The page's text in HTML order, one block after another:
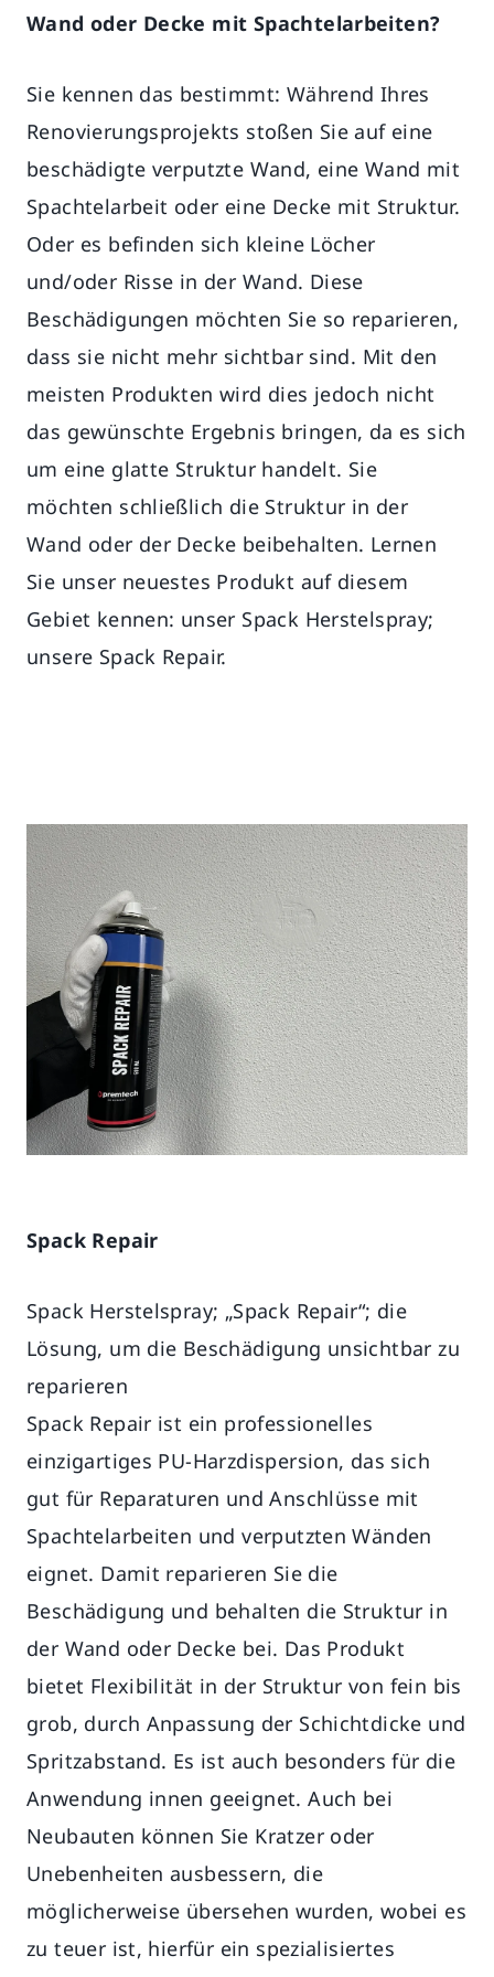
Wand oder Decke mit Spachtelarbeiten?
Sie kennen das bestimmt: Während Ihres
Renovierungsprojekts stoßen Sie auf eine
beschädigte verputzte Wand, eine Wand mit
Spachtelarbeit oder eine Decke mit Struktur.
Oder es befinden sich kleine Löcher
und/oder Risse in der Wand. Diese
Beschädigungen möchten Sie so reparieren,
dass sie nicht mehr sichtbar sind. Mit den
meisten Produkten wird dies jedoch nicht
das gewünschte Ergebnis bringen, da es sich
um eine glatte Struktur handelt. Sie
möchten schließlich die Struktur in der
Wand oder der Decke beibehalten. Lernen
Sie unser neuestes Produkt auf diesem
Gebiet kennen: unser Spack Herstelspray;
unsere Spack Repair.
Spack Repair
Spack Herstelspray; „Spack Repair“; die
Lösung, um die Beschädigung unsichtbar zu
reparieren
Spack Repair ist ein professionelles
einzigartiges PU-Harzdispersion, das sich
gut für Reparaturen und Anschlüsse mit
Spachtelarbeiten und verputzten Wänden
eignet. Damit reparieren Sie die
Beschädigung und behalten die Struktur in
der Wand oder Decke bei. Das Produkt
bietet Flexibilität in der Struktur von fein bis
grob, durch Anpassung der Schichtdicke und
Spritzabstand. Es ist auch besonders für die
Anwendung innen geeignet. Auch bei
Neubauten können Sie Kratzer oder
Unebenheiten ausbessern, die
möglicherweise übersehen wurden, wobei es
zu teuer ist, hierfür ein spezialisiertes
Karriere